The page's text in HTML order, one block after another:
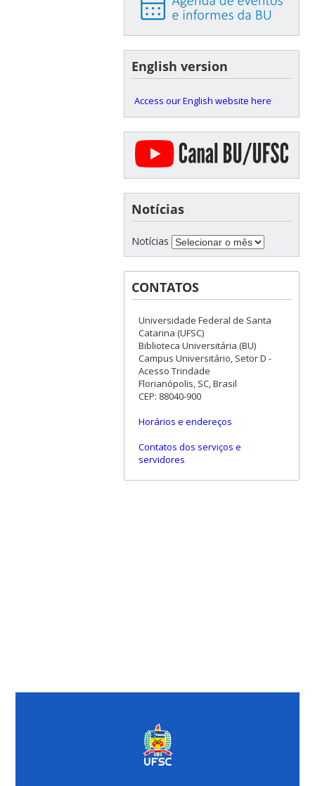
English version
Access our English website here
Notícias
Notícias
CONTATOS
Universidade Federal de Santa
Catarina (UFSC)
Biblioteca Universitária (BU)
Campus Universitário, Setor D -
Acesso Trindade
Florianópolis, SC, Brasil
CEP: 88040-900
Horários e endereços
Contatos dos serviços e
servidores